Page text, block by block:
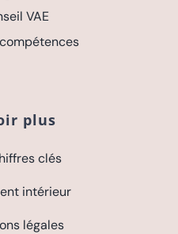
VAE
plus
clés
intérieur
légales